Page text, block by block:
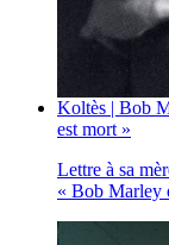
Koltès | Bob
est mort »
Lettre à sa
« Bob Marley